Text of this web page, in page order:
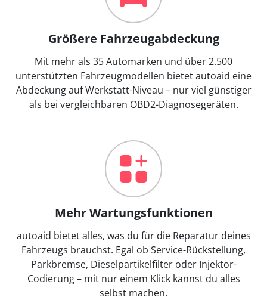
Größere Fahrzeugabdeckung
Mit mehr als 35 Automarken und über 2.500
unterstützten Fahrzeugmodellen bietet autoaid eine
Abdeckung auf Werkstatt-Niveau – nur viel günstiger
als bei vergleichbaren OBD2-Diagnosegeräten.
Mehr Wartungsfunktionen
autoaid bietet alles, was du für die Reparatur deines
Fahrzeugs brauchst. Egal ob Service-Rückstellung,
Parkbremse, Dieselpartikelfilter oder Injektor-
Codierung – mit nur einem Klick kannst du alles
selbst machen.